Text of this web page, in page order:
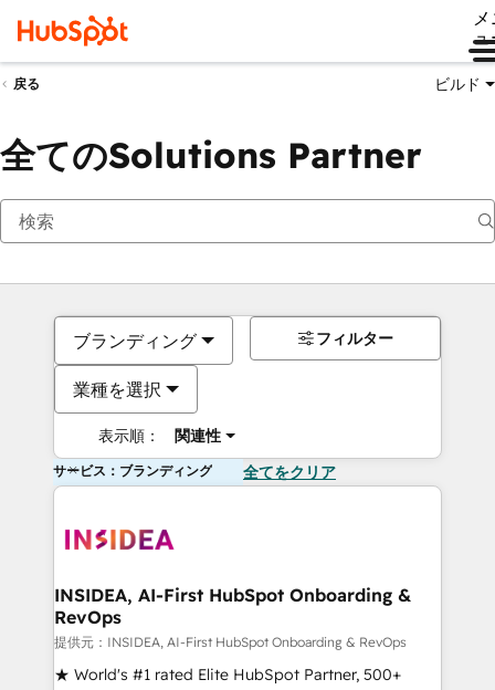
ュ
戻る ビルド
全てのSolutions Partner
ブランディング
業種を選択
表示順： 関連性
フィルター
サービス：ブランディング 全てをクリア
INSIDEA, AI-First HubSpot Onboarding &
RevOps
提供元：INSIDEA, AI-First HubSpot Onboarding & RevOps
★ World's #1 rated Elite HubSpot Partner, 500+